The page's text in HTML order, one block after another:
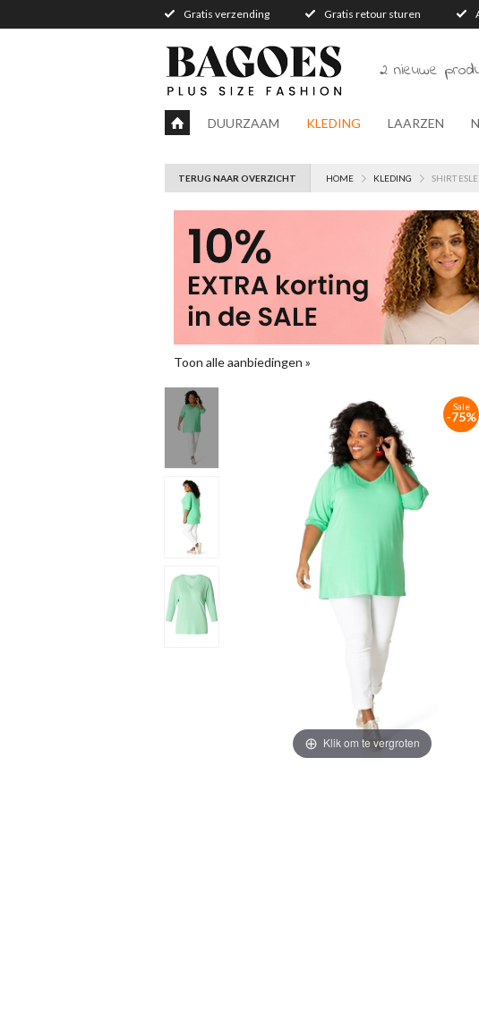
Gratis verzending Gratis retour sturen
2 nieuwe
DUURZAAM KLEDING LAARZEN
TERUG NAAR OVERZICHT HOME KLEDING SHIRT
Toon alle aanbiedingen »
Klik om te vergroten
Sale
-75%